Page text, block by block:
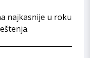
najkasnije u roku